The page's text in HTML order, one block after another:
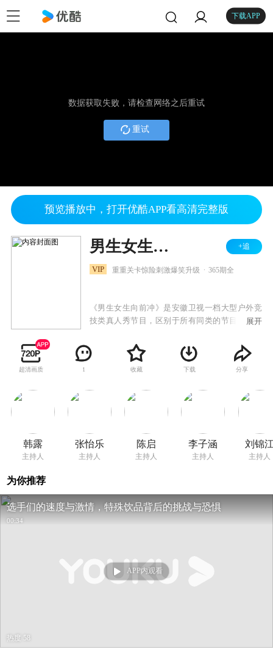
下载APP
数据获取失败，请检查网络之后重试
重试
预览播放中，打开优酷APP看高清完整版
男生女生向前冲 2025 +追
VIP 重重关卡惊险刺激爆笑升级 365期全
《男生女生向前冲》是安徽卫视一档大型户外竞
技类真人秀节目，区别于所有同类的节目，特别
现不同的看点和亮点。赛道将专门针对男女不同
的运动特点，进行不同的关卡设计：男生赛道将
更注重力量与速度，而女生赛道则在智慧与趣味
重重，惊险刺激爆笑升级，更有从热带雨林到冰
河世纪的全新视觉享受，节目从赛制、形式上标
传达，具有自己独特的亮点。作为午间传奇榜样
节目，成功打造品牌合作的优质样板间！伙伴需
求实时响应，专属内容快速上屏，成为面向00后
展开
超清画质 1 收藏 下载 分享
韩露
主持人
张怡乐
主持人
陈启
主持人
李子涵
主持人
刘锦
主持人
为你推荐
选手们的速度与激情，特殊饮品背后的挑战与恐惧
00:34
APP内观看
热度 58